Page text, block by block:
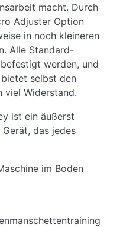
macht. Durch
Adjuster Option
in noch kleineren
Alle Standard-
werden, und
selbst den
viel Widerstand.
ist ein äußerst
das jedes
im Boden